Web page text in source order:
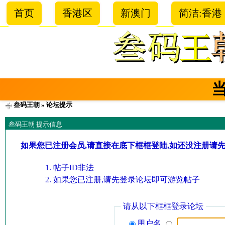
首页 香港区 新澳门 简洁:香港
叁码王朝 » 论坛提示
叁码王朝 提示信息
如果您已注册会员,请直接在底下框框登陆,如还没注册请
帖子ID非法
如果您已注册,请先登录论坛即可游览帖子
请从以下框框登录论坛
用户名